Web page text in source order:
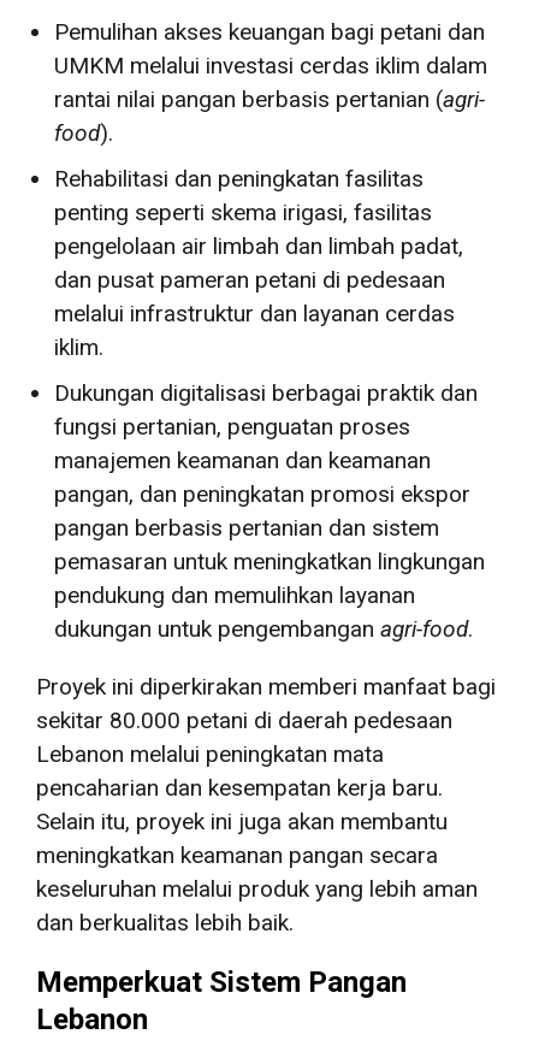
Pemulihan akses keuangan bagi petani dan
UMKM melalui investasi cerdas iklim dalam
rantai nilai pangan berbasis pertanian (agri-
food).
Rehabilitasi dan peningkatan fasilitas
penting seperti skema irigasi, fasilitas
pengelolaan air limbah dan limbah padat,
dan pusat pameran petani di pedesaan
melalui infrastruktur dan layanan cerdas
iklim.
Dukungan digitalisasi berbagai praktik dan
fungsi pertanian, penguatan proses
manajemen keamanan dan keamanan
pangan, dan peningkatan promosi ekspor
pangan berbasis pertanian dan sistem
pemasaran untuk meningkatkan lingkungan
pendukung dan memulihkan layanan
dukungan untuk pengembangan agri-food.
Proyek ini diperkirakan memberi manfaat bagi
sekitar 80.000 petani di daerah pedesaan
Lebanon melalui peningkatan mata
pencaharian dan kesempatan kerja baru.
Selain itu, proyek ini juga akan membantu
meningkatkan keamanan pangan secara
keseluruhan melalui produk yang lebih aman
dan berkualitas lebih baik.
Memperkuat Sistem Pangan
Lebanon